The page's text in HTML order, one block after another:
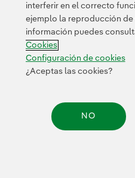
Contacta Clientes Política
Transparencia en el uso de
Configuración de cookies
interferir en el correcto
ejemplo la reproducción de
información puedes
Cookies
Configuración de cookies
¿Aceptas las cookies?
NO